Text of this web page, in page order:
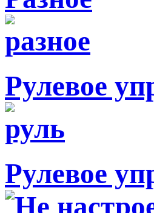
Рулевое
Рулевое